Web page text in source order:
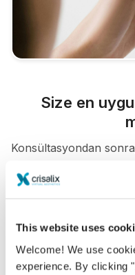
This website uses
Welcome! We use
experience. By clicking
Size en
Konsültasyondan
izin verebilir. Bu,
tanır.
Yeni